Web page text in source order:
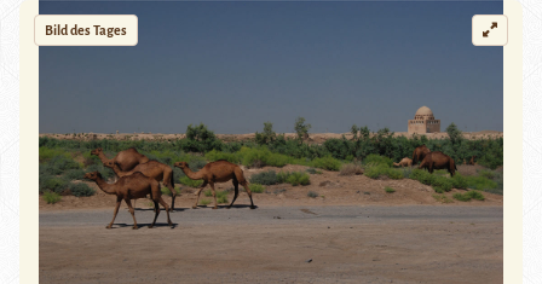
Bild des Tages